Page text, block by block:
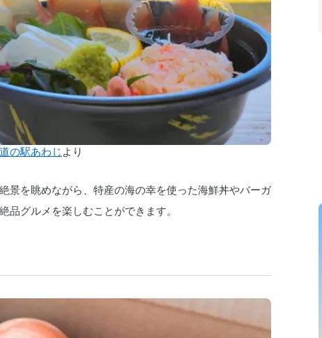
の駅あわじ より
景を眺めながら、特産の海の幸を使った海鮮丼やバーガ
品グルメを楽しむことができます。